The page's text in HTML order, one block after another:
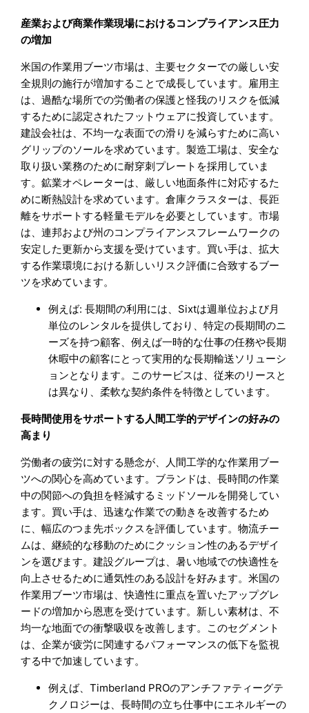
産業および商業作業現場におけるコンプライアンス圧力
の増加
米国の作業用ブーツ市場は、主要セクターでの厳しい安
全規則の施行が増加することで成長しています。雇用主
は、過酷な場所での労働者の保護と怪我のリスクを低減
するために認定されたフットウェアに投資しています。
建設会社は、不均一な表面での滑りを減らすために高い
グリップのソールを求めています。製造工場は、安全な
取り扱い業務のために耐穿刺プレートを採用していま
す。鉱業オペレーターは、厳しい地面条件に対応するた
めに断熱設計を求めています。倉庫クラスターは、長距
離をサポートする軽量モデルを必要としています。市場
は、連邦および州のコンプライアンスフレームワークの
安定した更新から支援を受けています。買い手は、拡大
する作業環境における新しいリスク評価に合致するブー
ツを求めています。
例えば: 長期間の利用には、Sixtは週単位および月
単位のレンタルを提供しており、特定の長期間のニ
ーズを持つ顧客、例えば一時的な仕事の任務や長期
休暇中の顧客にとって実用的な長期輸送ソリューシ
ョンとなります。このサービスは、従来のリースと
は異なり、柔軟な契約条件を特徴としています。
長時間使用をサポートする人間工学的デザインの好みの
高まり
労働者の疲労に対する懸念が、人間工学的な作業用ブー
ツへの関心を高めています。ブランドは、長時間の作業
中の関節への負担を軽減するミッドソールを開発してい
ます。買い手は、迅速な作業での動きを改善するため
に、幅広のつま先ボックスを評価しています。物流チー
ムは、継続的な移動のためにクッション性のあるデザイ
ンを選びます。建設グループは、暑い地域での快適性を
向上させるために通気性のある設計を好みます。米国の
作業用ブーツ市場は、快適性に重点を置いたアップグレ
ードの増加から恩恵を受けています。新しい素材は、不
均一な地面での衝撃吸収を改善します。このセグメント
は、企業が疲労に関連するパフォーマンスの低下を監視
する中で加速しています。
例えば、Timberland PROのアンチファティーグテ
クノロジーは、長時間の立ち仕事中にエネルギーの